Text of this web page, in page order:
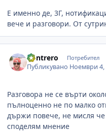
Е именно де, 3Г,
вече и разговори. От
Kontrero Потребител
Публикувано Ноември 4,
Разговора не се върти
пълноценно не по малко
държи повече, не мисля
споделям мнение